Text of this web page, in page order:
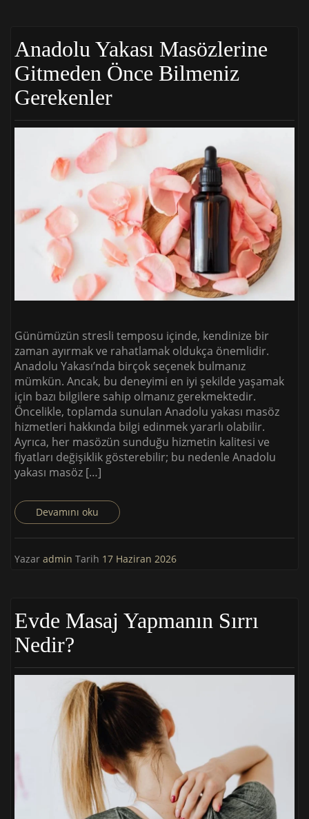
Anadolu Yakası Masözlerine
Gitmeden Önce Bilmeniz
Gerekenler
Günümüzün stresli temposu içinde, kendinize bir
zaman ayırmak ve rahatlamak oldukça önemlidir.
Anadolu Yakası’nda birçok seçenek bulmanız
mümkün. Ancak, bu deneyimi en iyi şekilde yaşamak
için bazı bilgilere sahip olmanız gerekmektedir.
Öncelikle, toplamda sunulan Anadolu yakası masöz
hizmetleri hakkında bilgi edinmek yararlı olabilir.
Ayrıca, her masözün sunduğu hizmetin kalitesi ve
fiyatları değişiklik gösterebilir; bu nedenle Anadolu
yakası masöz […]
Devamını oku
Yazar admin Tarih 17 Haziran 2026
Evde Masaj Yapmanın Sırrı
Nedir?